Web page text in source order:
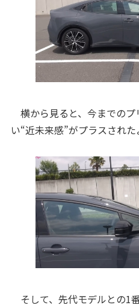
横から見ると、今までの
い“近未来感”がプラスされた
そして、先代モデルとの1